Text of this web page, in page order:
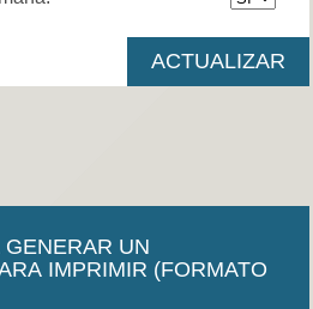
UN
IMPRIMIR (FORMATO